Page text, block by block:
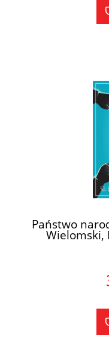
Państwo
Wielomski,